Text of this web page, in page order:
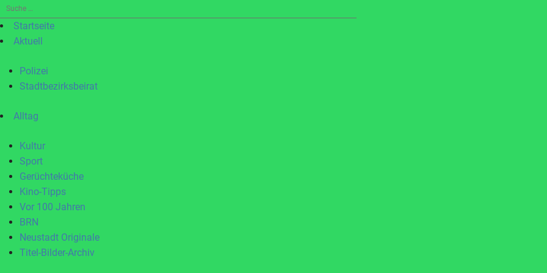
Suche
nach:Startseite
Aktuell
Polizei
Stadtbezirksbeirat
Alltag
Kultur
Sport
Gerüchteküche
Kino-Tipps
Vor 100 Jahren
BRN
Neustadt Originale
Titel-Bilder-Archiv